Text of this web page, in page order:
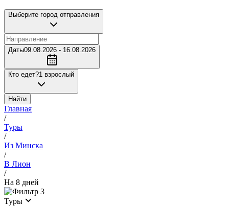
Выберите город отправления
Даты09.08.2026 - 16.08.2026
Кто едет?1 взрослый
Найти
Главная
/
Туры
/
Из Минска
/
В Лион
/
На 8 дней
3
Туры